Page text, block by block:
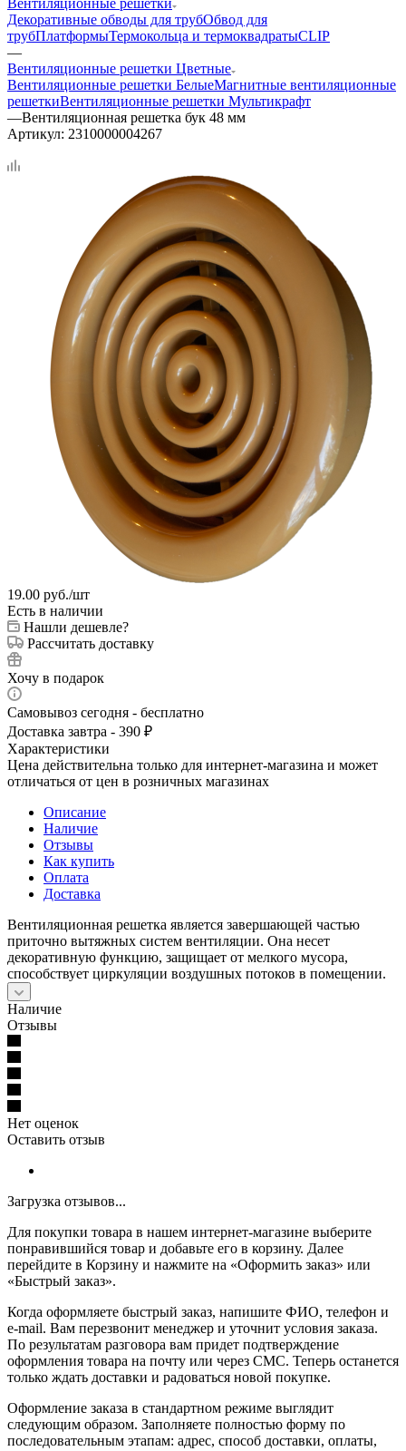
Декоративные обводы для трубОбвод для
трубПлатформыТермокольца и термоквадратыCLIP
—
Вентиляционные решетки Цветные
Вентиляционные решетки БелыеМагнитные вентиляционные
решеткиВентиляционные решетки Мультикрафт
—Вентиляционная решетка бук 48 мм
Артикул: 2310000004267
19.00 руб./шт
Есть в наличии
Нашли дешевле?
Рассчитать доставку
Хочу в подарок
Самовывоз сегодня - бесплатно
Доставка завтра - 390 ₽
Характеристики
Цена действительна только для интернет-магазина и может
отличаться от цен в розничных магазинах
Описание
Наличие
Отзывы
Как купить
Оплата
Доставка
Вентиляционная решетка является завершающей частью
приточно вытяжных систем вентиляции. Она несет
декоративную функцию, защищает от мелкого мусора,
способствует циркуляции воздушных потоков в помещении.
Наличие
Отзывы
Нет оценок
Оставить отзыв
Загрузка отзывов...
Для покупки товара в нашем интернет-магазине выберите
понравившийся товар и добавьте его в корзину. Далее
перейдите в Корзину и нажмите на «Оформить заказ» или
«Быстрый заказ».
Когда оформляете быстрый заказ, напишите ФИО, телефон и
e-mail. Вам перезвонит менеджер и уточнит условия заказа.
По результатам разговора вам придет подтверждение
оформления товара на почту или через СМС. Теперь останется
только ждать доставки и радоваться новой покупке.
Оформление заказа в стандартном режиме выглядит
следующим образом. Заполняете полностью форму по
последовательным этапам: адрес, способ доставки, оплаты,